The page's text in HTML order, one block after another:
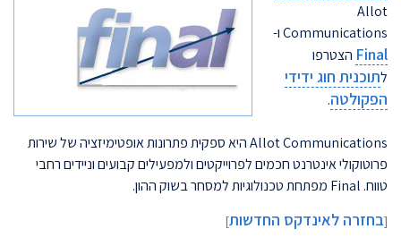
Allot
Communications ו-
Final הצטרפו
לתוכנית חוג ידידי
הפקולטה.
Allot Communications היא ספקית פתרונות אופטימיזציה של שירות
פרוטוקולי אינטרנט חכמים לפרוייקטים ולמפעילים קבועים וניידים רחבי
טווח. Final מפתחת טכנולוגיות למסחר בשוק ההון.
[בחזרה לאינדקס החדשות]